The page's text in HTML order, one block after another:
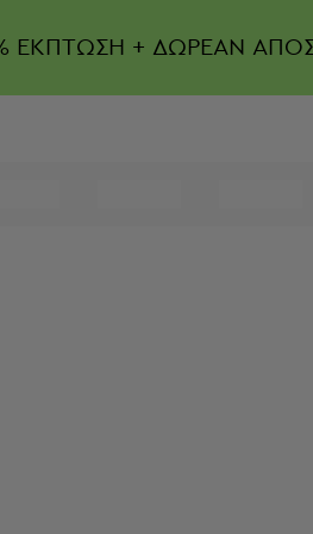
ΕΚΠΤΩΣΗ + ΔΩΡΕΑΝ